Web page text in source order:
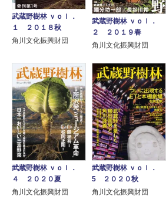
武蔵野樹林 ｖｏｌ．
１ ２０１８秋
角川文化振興財団
武蔵野樹林 ｖｏｌ．
２ ２０１９春
角川文化振興財団
武蔵野樹林 ｖｏｌ．
４ ２０２０夏
角川文化振興財団
武蔵野樹林 ｖｏｌ．
5 ２０２０秋
角川文化振興財団